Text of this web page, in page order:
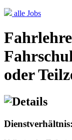
alle Jobs
oder
Dienstverhältnis: